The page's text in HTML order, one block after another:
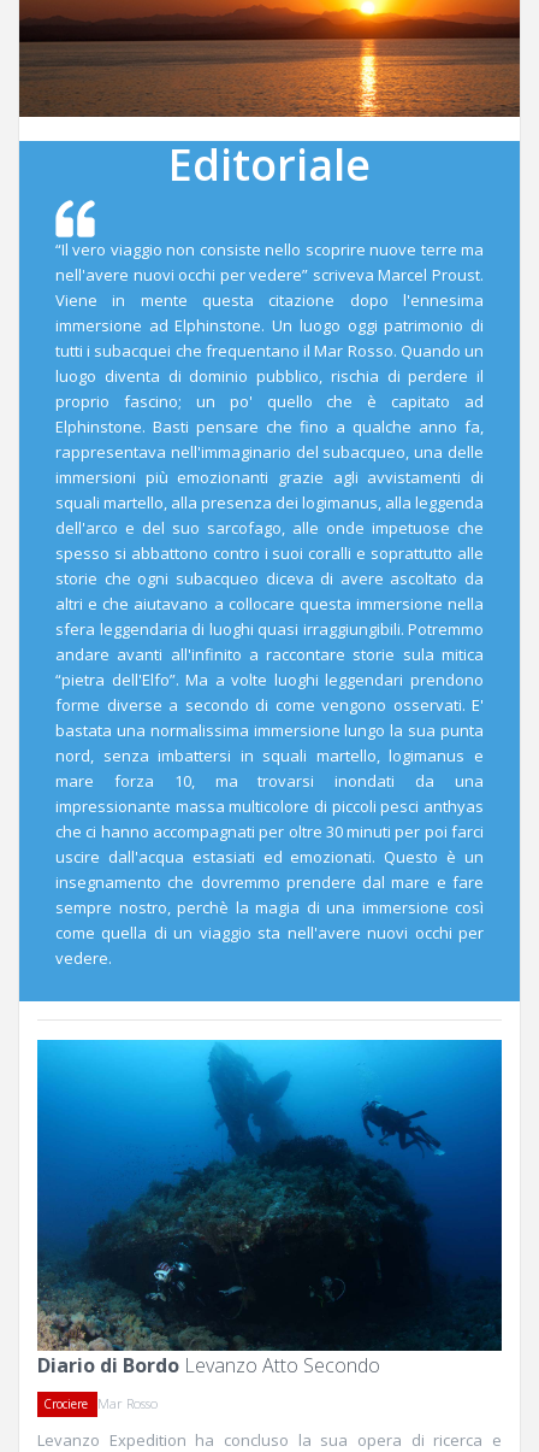
Editoriale
“Il vero viaggio non consiste nello scoprire nuove terre ma
nell'avere nuovi occhi per vedere” scriveva Marcel Proust.
Viene in mente questa citazione dopo l'ennesima
immersione ad Elphinstone. Un luogo oggi patrimonio di
tutti i subacquei che frequentano il Mar Rosso. Quando un
luogo diventa di dominio pubblico, rischia di perdere il
proprio fascino; un po' quello che è capitato ad
Elphinstone. Basti pensare che fino a qualche anno fa,
rappresentava nell'immaginario del subacqueo, una delle
immersioni più emozionanti grazie agli avvistamenti di
squali martello, alla presenza dei logimanus, alla leggenda
dell'arco e del suo sarcofago, alle onde impetuose che
spesso si abbattono contro i suoi coralli e soprattutto alle
storie che ogni subacqueo diceva di avere ascoltato da
altri e che aiutavano a collocare questa immersione nella
sfera leggendaria di luoghi quasi irraggiungibili. Potremmo
andare avanti all'infinito a raccontare storie sula mitica
“pietra dell'Elfo”. Ma a volte luoghi leggendari prendono
forme diverse a secondo di come vengono osservati. E'
bastata una normalissima immersione lungo la sua punta
nord, senza imbattersi in squali martello, logimanus e
mare forza 10, ma trovarsi inondati da una
impressionante massa multicolore di piccoli pesci anthyas
che ci hanno accompagnati per oltre 30 minuti per poi farci
uscire dall'acqua estasiati ed emozionati. Questo è un
insegnamento che dovremmo prendere dal mare e fare
sempre nostro, perchè la magia di una immersione così
come quella di un viaggio sta nell'avere nuovi occhi per
vedere.
Diario di Bordo Levanzo Atto Secondo
Crociere Mar Rosso
Levanzo Expedition ha concluso la sua opera di ricerca e